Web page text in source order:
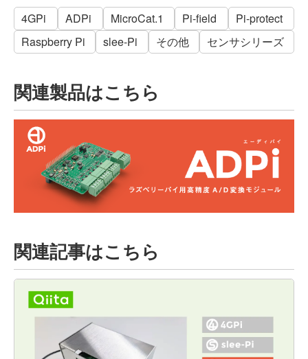
4GPi ADPi MicroCat.1 Pi-field
Pi-protect
Raspberry Pi
slee-Pi その他 センサシリーズ
関連製品はこちら
関連記事はこちら